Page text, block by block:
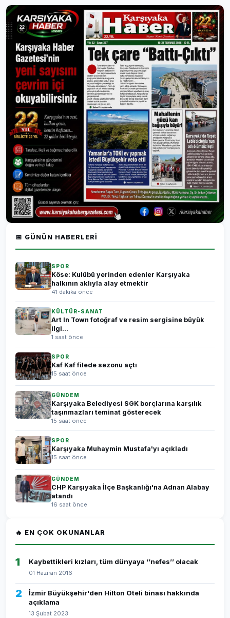
📅 GÜNÜN HABERLERI
SPOR
Köse: Kulübü yerinden edenler Karşıyaka
halkının aklıyla alay etmektir
41 dakika önce
KÜLTÜR-SANAT
Art In Town fotoğraf ve resim sergisine büyük
ilgi...
1 saat önce
SPOR
Kaf Kaf filede sezonu açtı
15 saat önce
GÜNDEM
Karşıyaka Belediyesi SGK borçlarına karşılık
taşınmazları teminat gösterecek
15 saat önce
SPOR
Karşıyaka Muhaymin Mustafa'yı açıkladı
15 saat önce
GÜNDEM
CHP Karşıyaka İlçe Başkanlığı'na Adnan Alabay
atandı
16 saat önce
🔥 EN ÇOK OKUNANLAR
1 Kaybettikleri kızları, tüm dünyaya ‘’nefes’’ olacak
01 Haziran 2016
2
İzmir Büyükşehir'den Hilton Oteli binası hakkında
açıklama
13 Şubat 2023